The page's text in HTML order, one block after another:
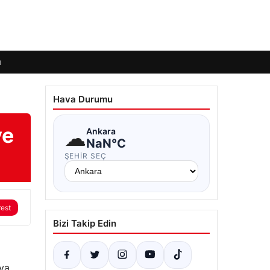
Hava Durumu
☁Ankara
NaN°C
ŞEHIR SEÇ
Bizi Takip Edin